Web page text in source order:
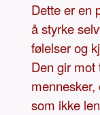
Dette er en
å styrke
følelser og
Den gir
som ikke